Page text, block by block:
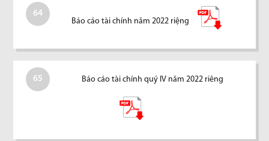
64
Báo cáo tài chính năm 2022 riệng
65 Báo cáo tài chính quý IV năm 2022 riêng